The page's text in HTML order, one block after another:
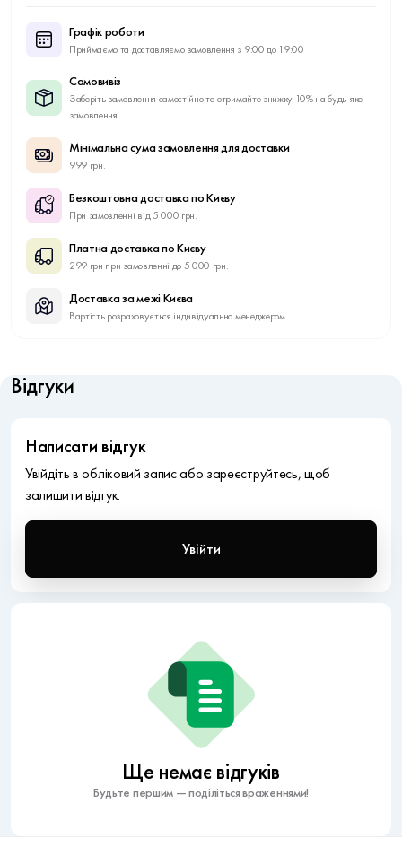
Графік роботи
Приймаємо та доставляємо замовлення з 9:00 до 19:00
Самовивіз
Заберіть замовлення самостійно та отримайте знижку 10% на будь-яке
замовлення
Мінімальна сума замовлення для доставки
999 грн.
Безкоштовна доставка по Києву
При замовленні від 5 000 грн.
Платна доставка по Києву
299 грн при замовленні до 5 000 грн.
Доставка за межі Києва
Вартість розраховується індивідуально менеджером.
Відгуки
Ще немає відгуків
Будьте першим — поділіться враженнями!
Написати відгук
Увійдіть в обліковий запис або зареєструйтесь, щоб
залишити відгук.
Увійти